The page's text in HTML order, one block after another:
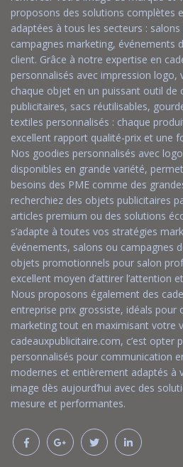
proposons des solutions complètes
adaptées à tous les secteurs :
campagnes marketing, événements
client. Grâce à notre expertise en
personnalisés avec impression
chaque objet en un puissant outil de
publicitaires, sacs réutilisables,
textiles personnalisés : chaque
excellent rapport qualité-prix et une
Nos goodies personnalisés avec
disponibles en grande variété,
besoins des PME comme des
recherchiez des objets publicitaires
articles premium ou des solutions
s’adapte à toutes vos stratégies
événements, salons ou campagnes
objets promotionnels pour salon
excellent moyen d’attirer l’attention
Nous proposons également des
entreprise prix grossiste, idéals
marketing tout en maximisant votre
cadeauxpublicitaire.com, c’est opter
personnalisés pour communication
modernes et entièrement adaptés à
image dès aujourd’hui avec des
mesure et performantes.